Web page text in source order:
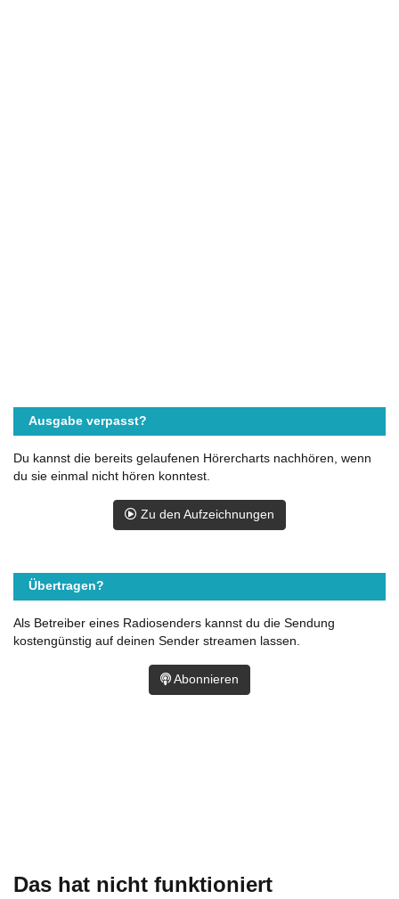
Das hat nicht funktioniert
Ausgabe verpasst?
Du kannst die bereits gelaufenen Hörercharts nachhören, wenn
du sie einmal nicht hören konntest.
Zu den Aufzeichnungen
Übertragen?
Als Betreiber eines Radiosenders kannst du die Sendung
kostengünstig auf deinen Sender streamen lassen.
Abonnieren